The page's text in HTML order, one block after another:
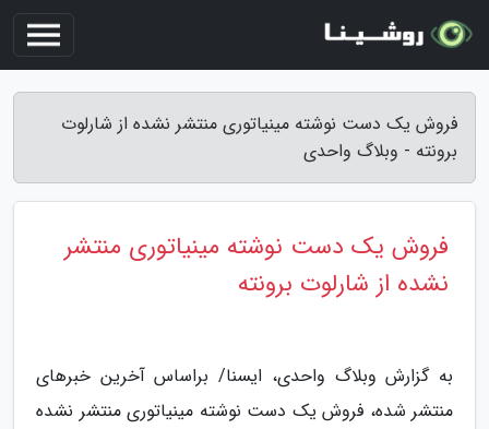
فروش یک دست نوشته مینیاتوری منتشر نشده از شارلوت
برونته - وبلاگ واحدی
فروش یک دست نوشته مینیاتوری منتشر
نشده از شارلوت برونته
به گزارش وبلاگ واحدی، ایسنا/ براساس آخرین خبرهای
منتشر شده، فروش یک دست نوشته مینیاتوری منتشر نشده